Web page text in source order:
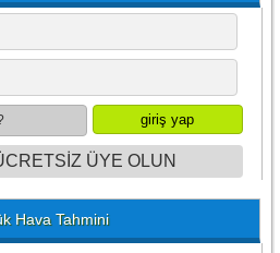
ÜYE OLUN
Hava Tahmini